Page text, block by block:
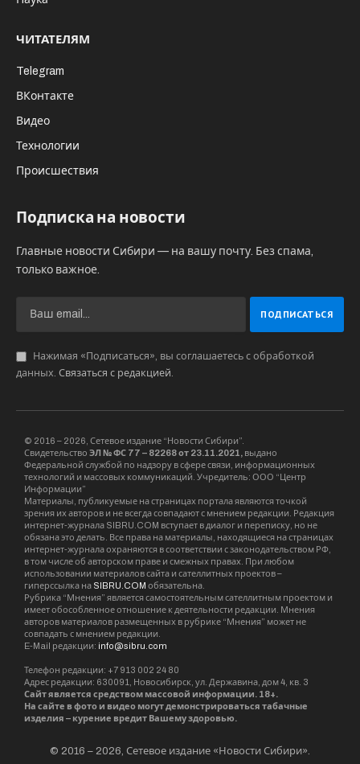
ЧИТАТЕЛЯМ
Telegram
ВКонтакте
Видео
Технологии
Происшествия
Подписка на новости
Главные новости Сибири — на вашу почту. Без спама,
только важное.
Нажимая «Подписаться», вы соглашаетесь с обработкой
данных. Связаться с редакцией
© 2016 – 2026, Сетевое издание “Новости Сибири”.
Свидетельство ЭЛ № ФС 77 – 82268 от 23.11.2021, выдано
Федеральной службой по надзору в сфере связи, информационных
технологий и массовых коммуникаций. Учредитель: ООО “Центр
Информации”
Материалы, публикуемые на страницах портала являются точкой
зрения их авторов и не всегда совпадают с мнением редакции. Редакция
интернет-журнала SIBRU.COM вступает в диалог и переписку, но не
обязана это делать. Все права на материалы, находящиеся на страницах
интернет-журнала охраняются в соответствии с законодательством РФ,
в том числе об авторском праве и смежных правах. При любом
использовании материалов сайта и сателлитных проектов –
гиперссылка на SIBRU.COM обязательна.
Рубрика “Мнения” является самостоятельным сателлитным проектом и
имеет обособленное отношение к деятельности редакции. Мнения
авторов материалов размещенных в рубрике “Мнения” может не
совпадать с мнением редакции.
E-Mail редакции: info@sibru.com
Телефон редакции: +7 913 002 24 80
Адрес редакции: 630091, Новосибирск, ул. Державина, дом 4, кв. 3
Сайт является средством массовой информации. 18+.
На сайте в фото и видео могут демонстрироваться табачные
изделия – курение вредит Вашему здоровью.
© 2016 – 2026, Сетевое издание «Новости Сибири».